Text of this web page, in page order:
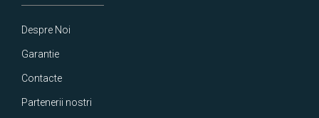
Despre Noi
Garantie
Contacte
Partenerii nostri